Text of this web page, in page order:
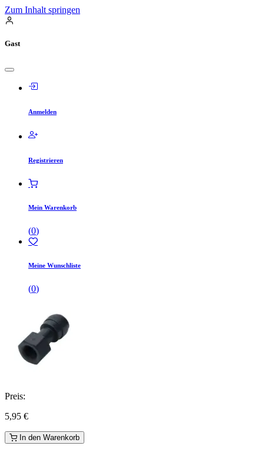
Zum Inhalt springen
Gast
Anmelden
Registrieren
Mein Warenkorb
(0)
Meine Wunschliste
(0)
Preis:
5,95 €
In den Warenkorb